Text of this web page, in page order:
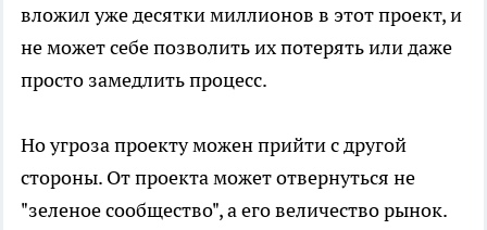
вложил уже десятки миллионов в этот проект, и
не может себе позволить их потерять или даже
просто замедлить процесс.
Но угроза проекту можен прийти с другой
стороны. От проекта может отвернуться не
"зеленое сообщество", а его величество рынок.